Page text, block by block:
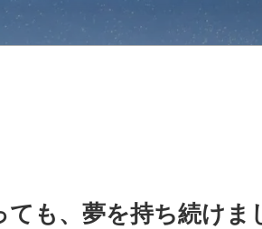
ても、夢を持ち続けま